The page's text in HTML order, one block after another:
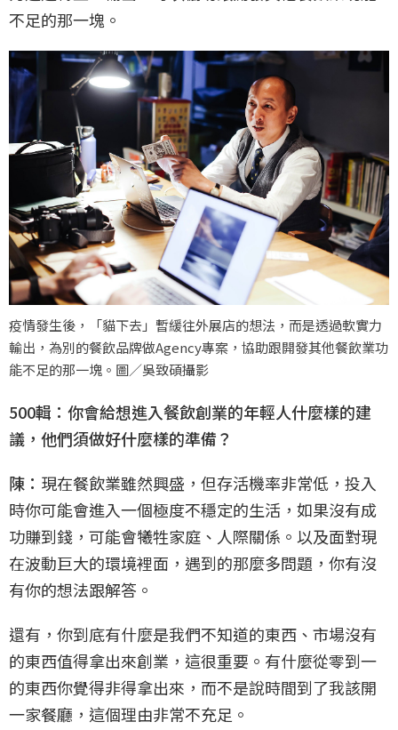
不足的那一塊。
疫情發生後，「貓下去」暫緩往外展店的想法，而是透過軟實力
輸出，為別的餐飲品牌做Agency專案，協助跟開發其他餐飲業功
能不足的那一塊。圖／吳致碩攝影
500輯：你會給想進入餐飲創業的年輕人什麼樣的建
議，他們須做好什麼樣的準備？
陳： 現在餐飲業雖然興盛，但存活機率非常低，投入
時你可能會進入一個極度不穩定的生活，如果沒有成
功賺到錢，可能會犧牲家庭、人際關係。以及面對現
在波動巨大的環境裡面，遇到的那麼多問題，你有沒
有你的想法跟解答。
還有，你到底有什麼是我們不知道的東西、市場沒有
的東西值得拿出來創業，這很重要。有什麼從零到一
的東西你覺得非得拿出來，而不是說時間到了我該開
一家餐廳，這個理由非常不充足。